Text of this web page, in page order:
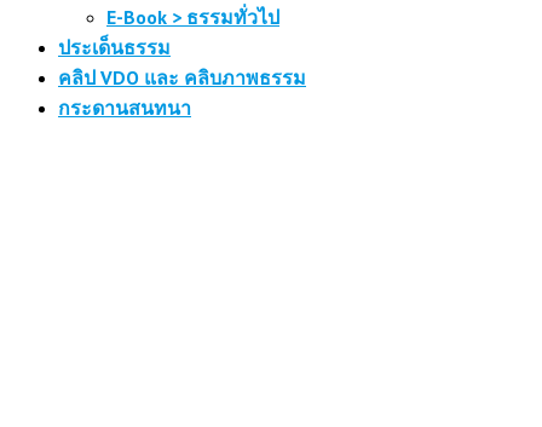
E-Book > ธรรมทั่วไป
ประเด็นธรรม
คลิป VDO และ คลิบภาพธรรม
กระดานสนทนา